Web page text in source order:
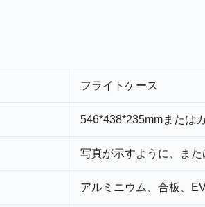
フライトケース
546*438*235mmまたは
写真が示すように、ま
アルミニウム、合板、